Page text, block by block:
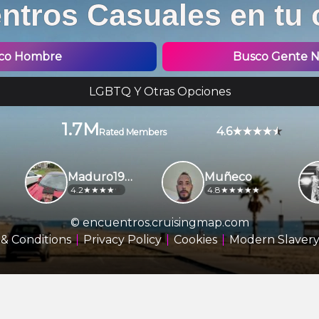
Casuales en tu
Hombre Busco Gente
LGBTQ Y Otras Opciones
1.7MRated Members 4.6
Muñeco
4.8
Maduro1970
4.2
© encuentros.cruisingmap.com
Conditions
Privacy Policy Cookies Modern